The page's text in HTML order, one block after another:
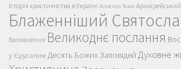
Історія християнства в Україні Апостол Тома
Блаженніший
Богоявлення Великоднє послання
у Єрусалим Десять Божих Заповідей Духовне